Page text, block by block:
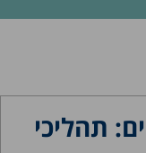
תהליכי